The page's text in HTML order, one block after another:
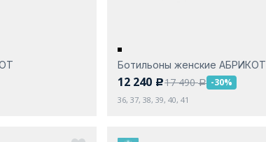
Ботильоны женские АБРИКОТ
12 240 c17 490a -30%
36, 37, 38, 39, 40, 41